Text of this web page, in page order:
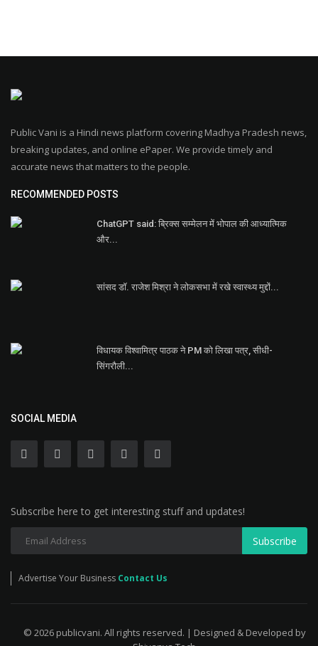
Public Vani is a Hindi news platform covering Madhya Pradesh news,
breaking updates, and online ePaper. We provide timely and
accurate news that matters to the people.
RECOMMENDED POSTS
ChatGPT said: ब्रिक्स सम्मेलन में भोपाल की आध्यात्मिक
और...
सांसद डॉ. राजेश मिश्रा ने लोकसभा में रखे स्वास्थ्य मुद्दों...
विधायक विश्वामित्र पाठक ने PM को लिखा पत्र, सीधी-
सिंगरौली...
SOCIAL MEDIA
Subscribe here to get interesting stuff and updates!
Subscribe
Advertise Your Business Contact Us
© 2026 publicvani. All rights reserved. | Designed & Developed by